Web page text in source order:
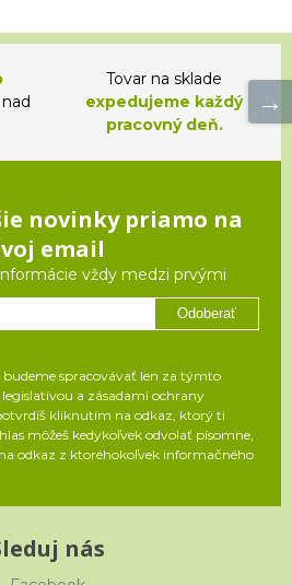
Tovar na sklade
expedujeme každý
pracovný deň.
novinky priamo na
email
vždy medzi prvými
Odoberať
budeme spracovávať len za týmto
a zásadami ochrany
kliknutím na odkaz, ktorý ti
môžeš kedykoľvek odvolať písomne,
odkaz z ktoréhokoľvek informačného
nás